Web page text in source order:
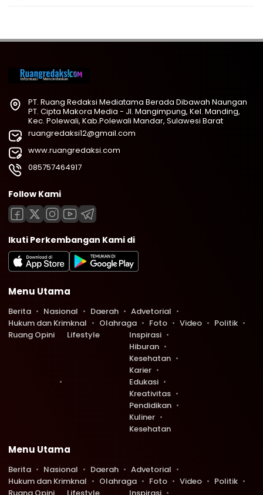
PT. Ruang Redaksi Mediatama Berada Dibawah Naungan
PT. Cipta Makora Media - Jl. Mangimpung, Kel. Manding,
Kec. Polewali, Kab.Polewali Mandar, Sulawesi Barat
ruangredaksi12@gmail.com
www.ruangredaksi.com
085757464917
Follow Kami
Ikuti Perkembangan Kami di
Menu Utama
Berita Nasional Daerah
Advetorial
Hukum dan Krimknal
Olahraga Foto Video
Politik
Ruang Opini
Lifestyle
Inspirasi
Hiburan
Kesehatan
Karier
Edukasi
Kreativitas
Pendidikan
Kuliner
Kesehatan
Menu Utama
Berita Nasional Daerah
Advetorial
Hukum dan Krimknal
Olahraga Foto Video
Politik